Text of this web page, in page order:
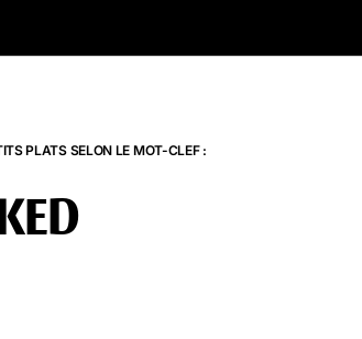
PLATS SELON LE MOT-CLEF :